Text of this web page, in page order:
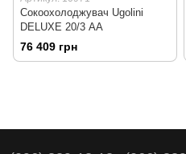
Сокоохолоджувач Ugolini
DELUXE 20/3 АА
76 409 грн